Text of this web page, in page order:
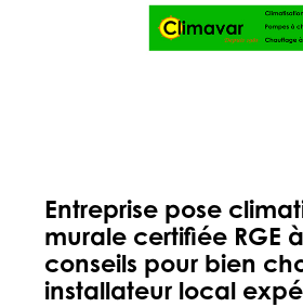
Entreprise pose
murale certifiée RGE
conseils pour bien
installateur local